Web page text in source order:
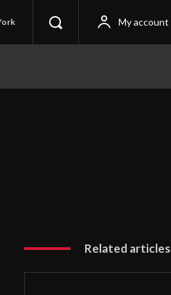
My account
Related articles